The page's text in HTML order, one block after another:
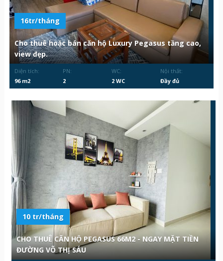
16tr/tháng
Cho thuê hoặc bán căn hộ Luxury Pegasus tầng cao,
view đẹp.
Diện tích:
96 m2
PN:
2
WC:
2 WC
Nội thất:
Đầy đủ
10 tr/tháng
CHO THUÊ CĂN HỘ PEGASUS 66M2 - NGAY MẶT TIỀN
ĐƯỜNG VÕ THỊ SÁU